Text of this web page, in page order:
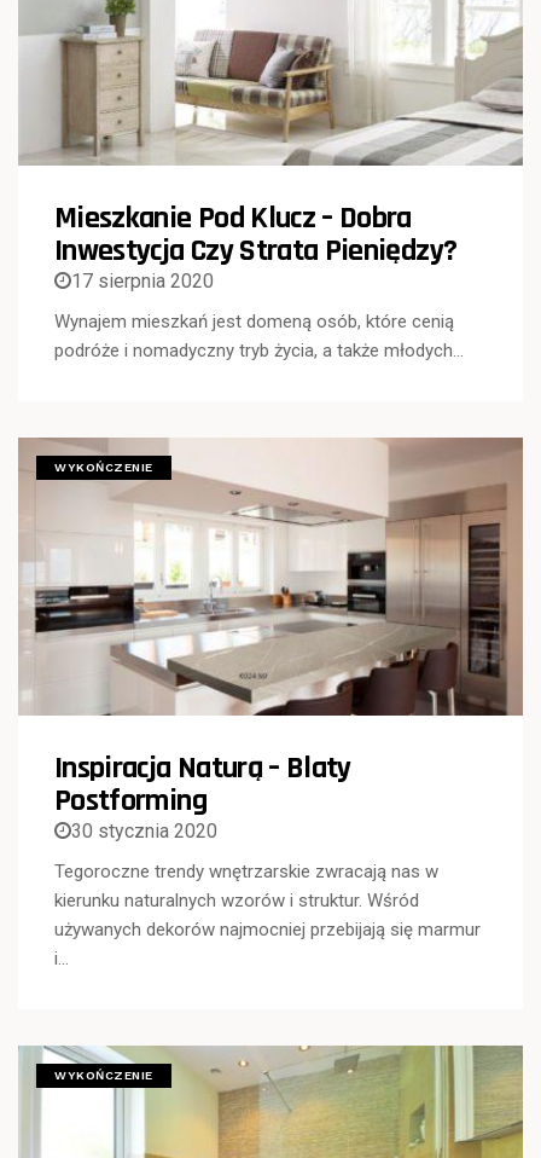
Mieszkanie Pod Klucz – Dobra
Inwestycja Czy Strata Pieniędzy?
17 sierpnia 2020
Wynajem mieszkań jest domeną osób, które cenią
podróże i nomadyczny tryb życia, a także młodych…
WYKOŃCZENIE
Inspiracja Naturą – Blaty
Postforming
30 stycznia 2020
Tegoroczne trendy wnętrzarskie zwracają nas w
kierunku naturalnych wzorów i struktur. Wśród
używanych dekorów najmocniej przebijają się marmur
i…
WYKOŃCZENIE